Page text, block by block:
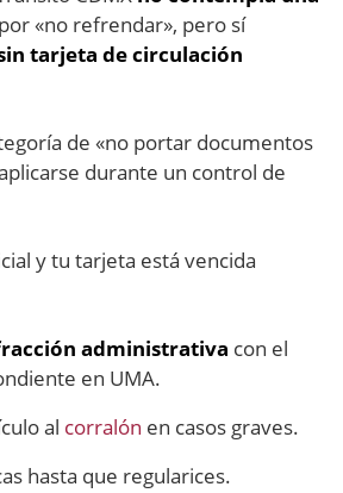
por «no refrendar», pero sí
tarjeta de circulación
de «no portar documentos
durante un control de
y tu tarjeta está vencida
administrativa con el
en UMA.
al corralón en casos graves.
hasta que regularices.